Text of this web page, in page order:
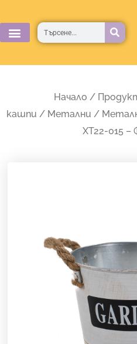
to
content
Търсене
Начало /
кашпи / Метални /
XT22-015 –